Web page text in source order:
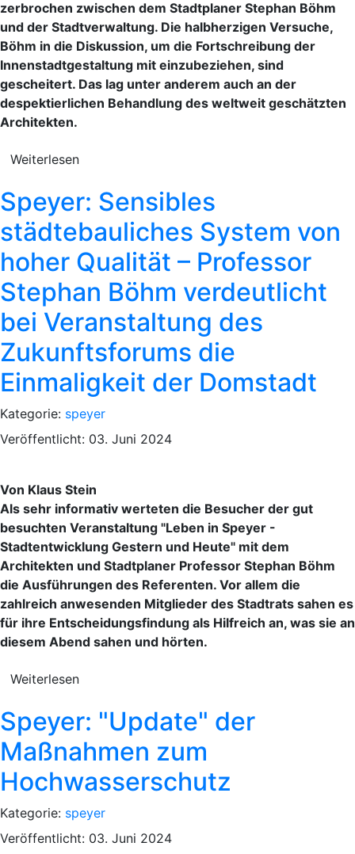
zerbrochen zwischen dem Stadtplaner Stephan Böhm
und der Stadtverwaltung. Die halbherzigen Versuche,
Böhm in die Diskussion, um die Fortschreibung der
Innenstadtgestaltung mit einzubeziehen, sind
gescheitert. Das lag unter anderem auch an der
despektierlichen Behandlung des weltweit geschätzten
Architekten.
Weiterlesen
Speyer: Sensibles
städtebauliches System von
hoher Qualität – Professor
Stephan Böhm verdeutlicht
bei Veranstaltung des
Zukunftsforums die
Einmaligkeit der Domstadt
Kategorie: speyer
Veröffentlicht: 03. Juni 2024
Von Klaus Stein
Als sehr informativ werteten die Besucher der gut
besuchten Veranstaltung "Leben in Speyer -
Stadtentwicklung Gestern und Heute" mit dem
Architekten und Stadtplaner Professor Stephan Böhm
die Ausführungen des Referenten. Vor allem die
zahlreich anwesenden Mitglieder des Stadtrats sahen es
für ihre Entscheidungsfindung als Hilfreich an, was sie an
diesem Abend sahen und hörten.
Weiterlesen
Speyer: "Update" der
Maßnahmen zum
Hochwasserschutz
Kategorie: speyer
Veröffentlicht: 03. Juni 2024